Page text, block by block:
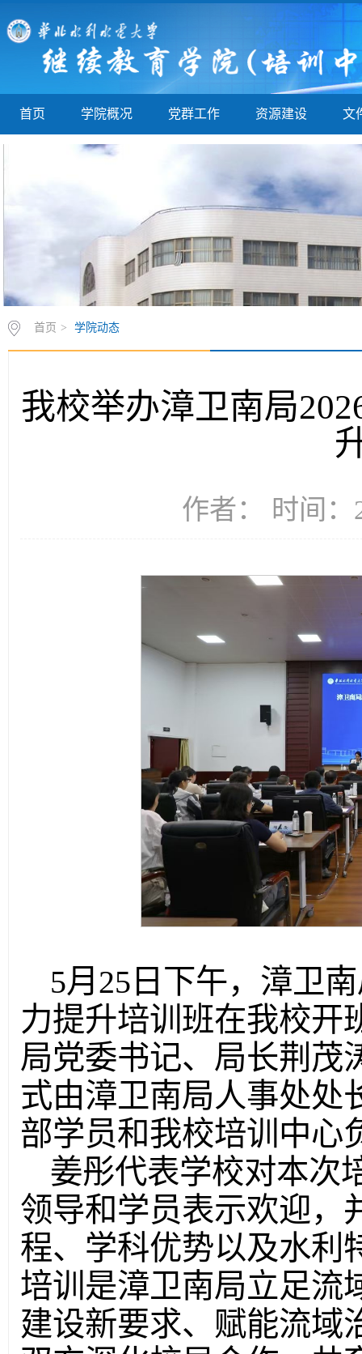
首页 学院概况 党群工作 资源建设 文
首页 > 学院动态
我校举办漳卫南局
作者： 时间：
5月25日下午，漳卫
力提升培训班在我校开
局党委书记、局长荆茂
式由漳卫南局人事处处
部学员和我校培训中心
姜彤代表学校对本次
领导和学员表示欢迎，
程、学科优势以及水利
培训是漳卫南局立足流
建设新要求、赋能流域